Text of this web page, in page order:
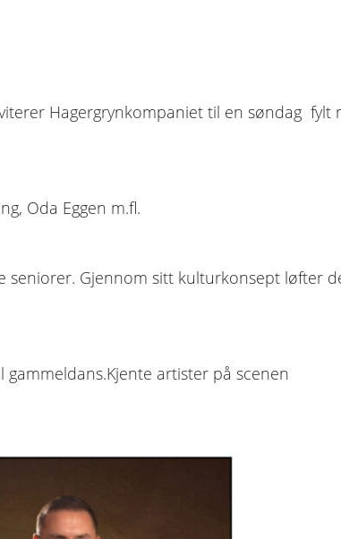
Hagergrynkompaniet til en søndag fylt
Oda Eggen m.fl.
seniorer. Gjennom sitt kulturkonsept løfter
artister på scenen